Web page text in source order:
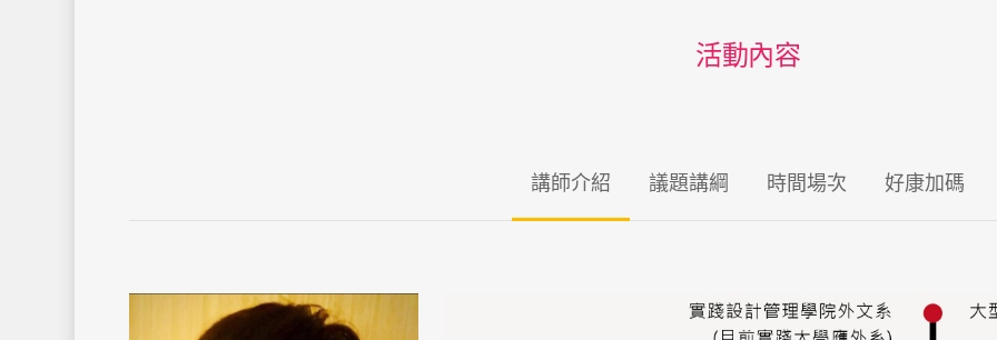
活動內容
講師介紹 議題講綱 時間場次 好康加碼